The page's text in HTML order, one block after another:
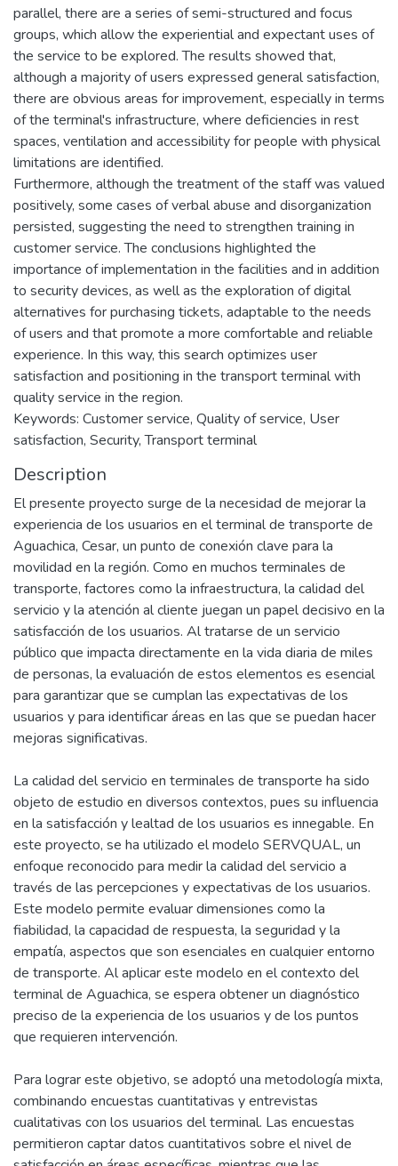
parallel, there are a series of semi-structured and focus
groups, which allow the experiential and expectant uses of
the service to be explored. The results showed that,
although a majority of users expressed general satisfaction,
there are obvious areas for improvement, especially in terms
of the terminal's infrastructure, where deficiencies in rest
spaces, ventilation and accessibility for people with physical
limitations are identified.
Furthermore, although the treatment of the staff was valued
positively, some cases of verbal abuse and disorganization
persisted, suggesting the need to strengthen training in
customer service. The conclusions highlighted the
importance of implementation in the facilities and in addition
to security devices, as well as the exploration of digital
alternatives for purchasing tickets, adaptable to the needs
of users and that promote a more comfortable and reliable
experience. In this way, this search optimizes user
satisfaction and positioning in the transport terminal with
quality service in the region.
Keywords: Customer service, Quality of service, User
satisfaction, Security, Transport terminal
Description
El presente proyecto surge de la necesidad de mejorar la
experiencia de los usuarios en el terminal de transporte de
Aguachica, Cesar, un punto de conexión clave para la
movilidad en la región. Como en muchos terminales de
transporte, factores como la infraestructura, la calidad del
servicio y la atención al cliente juegan un papel decisivo en la
satisfacción de los usuarios. Al tratarse de un servicio
público que impacta directamente en la vida diaria de miles
de personas, la evaluación de estos elementos es esencial
para garantizar que se cumplan las expectativas de los
usuarios y para identificar áreas en las que se puedan hacer
mejoras significativas.
La calidad del servicio en terminales de transporte ha sido
objeto de estudio en diversos contextos, pues su influencia
en la satisfacción y lealtad de los usuarios es innegable. En
este proyecto, se ha utilizado el modelo SERVQUAL, un
enfoque reconocido para medir la calidad del servicio a
través de las percepciones y expectativas de los usuarios.
Este modelo permite evaluar dimensiones como la
fiabilidad, la capacidad de respuesta, la seguridad y la
empatía, aspectos que son esenciales en cualquier entorno
de transporte. Al aplicar este modelo en el contexto del
terminal de Aguachica, se espera obtener un diagnóstico
preciso de la experiencia de los usuarios y de los puntos
que requieren intervención.
Para lograr este objetivo, se adoptó una metodología mixta,
combinando encuestas cuantitativas y entrevistas
cualitativas con los usuarios del terminal. Las encuestas
permitieron captar datos cuantitativos sobre el nivel de